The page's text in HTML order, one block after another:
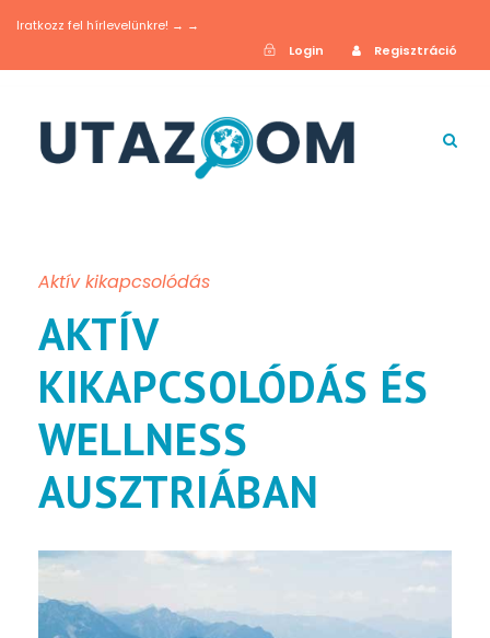
Iratkozz fel hírlevelünkre! → →
Login
Regisztráció
Aktív kikapcsolódás
AKTÍV
KIKAPCSOLÓDÁS ÉS
WELLNESS
AUSZTRIÁBAN